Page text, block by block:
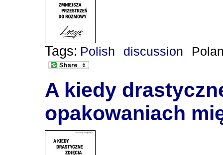
Tags: Polish discussion
A kiedy
opakowaniach